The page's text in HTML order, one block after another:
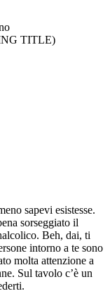
TITLE)
sapevi esistesse.
sorseggiato il
Beh, dai, ti
intorno a te sono
molta attenzione a
Sul tavolo c’è un